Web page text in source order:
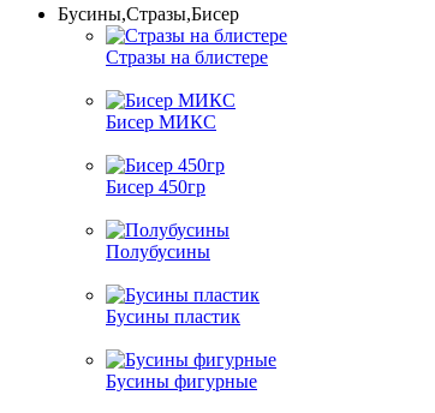
Бусины,Стразы,Бисер
Стразы на блистере
Бисер МИКС
Бисер 450гр
Полубусины
Бусины пластик
Бусины фигурные